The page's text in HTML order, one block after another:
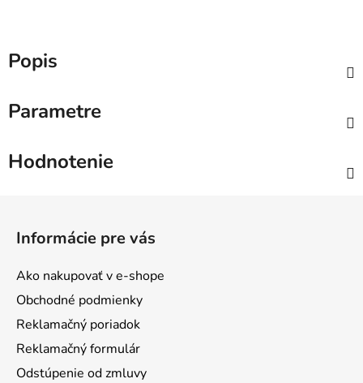
Popis
Parametre
Hodnotenie
Informácie pre vás
Ako nakupovať v e-shope
Obchodné podmienky
Reklamačný poriadok
Reklamačný formulár
Odstúpenie od zmluvy